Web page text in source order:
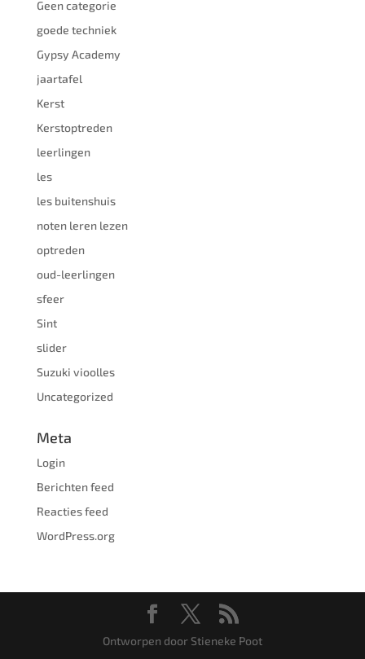
Geen categorie
goede techniek
Gypsy Academy
jaartafel
Kerst
Kerstoptreden
leerlingen
les
les buitenshuis
noten leren lezen
optreden
oud-leerlingen
sfeer
Sint
slider
Suzuki vioolles
Uncategorized
Meta
Login
Berichten feed
Reacties feed
WordPress.org
Ontworpen door Stieneke Poot